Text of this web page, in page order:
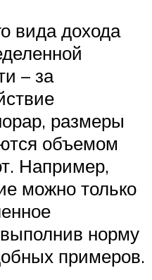
вида дохода
– за
размеры
объемом
Например,
можно только
норму
примеров.